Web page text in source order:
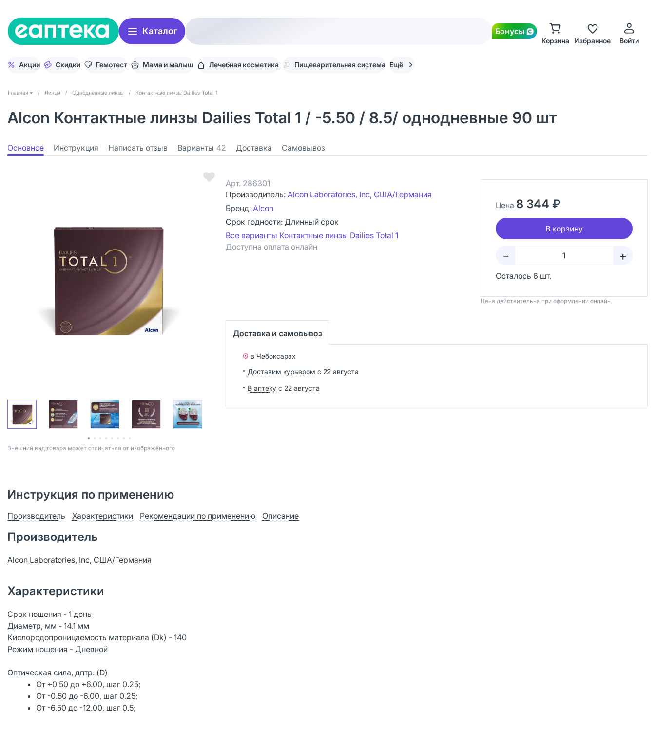
Каталог Бонусы
Корзина Избранное Войти
Акции Скидки Гемотест Мама и малыш Лечебная косметика Пищеварительная система Ещё
Главная / Линзы / Однодневные линзы / Контактные линзы Dailies Total 1
Alcon Контактные линзы Dailies Total 1 / -5.50 / 8.5/ однодневные 90 шт
Основное Инструкция Написать отзыв Варианты 42 Доставка Самовывоз
Bнешний вид товара может отличаться от изображённого
Арт. 286301
Производитель: Alcon Laboratories, Inc, США/Германия
Бренд: Alcon
Срок годности: Длинный срок
Все варианты Контактные линзы Dailies Total 1
Доступна оплата онлайн
Цена 8 344 ₽
В корзину
– +
Осталось 6 шт.
Цена действительна при оформлении онлайн
Доставка и самовывоз
в Чебоксарах
Доставим курьером с 22 августа
В аптеку с 22 августа
Инструкция по применению
Производитель Характеристики Рекомендации по применению Описание
Производитель
Alcon Laboratories, Inc, США/Германия
Характеристики
Срок ношения - 1 день
Диаметр, мм - 14.1 мм
Кислородопроницаемость материала (Dk) - 140
Режим ношения - Дневной
Оптическая сила, дптр. (D)
От +0.50 до +6.00, шаг 0.25;
От -0.50 до -6.00, шаг 0.25;
От -6.50 до -12.00, шаг 0.5;